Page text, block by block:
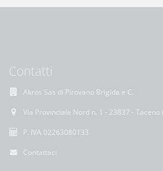
Contatti
Akros Sas di Pirovano Brigida e C.
Via Provinciale Nord n. 1 - 23837 - Taceno
P. IVA 02263080133
Contattaci